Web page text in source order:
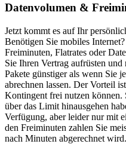
Datenvolumen &
Jetzt kommt es auf Ihr
Benötigen Sie mobiles
Freiminuten, Flatrates oder
Sie Ihren Vertrag aufrüsten
Pakete günstiger als wenn Sie
abrechnen lassen. Der Vorteil
Kontingent frei nutzen können.
über das Limit hinausgehen
Verfügung, aber leider nur mit
den Freiminuten zahlen Sie
nach Minuten abgerechnet wird.